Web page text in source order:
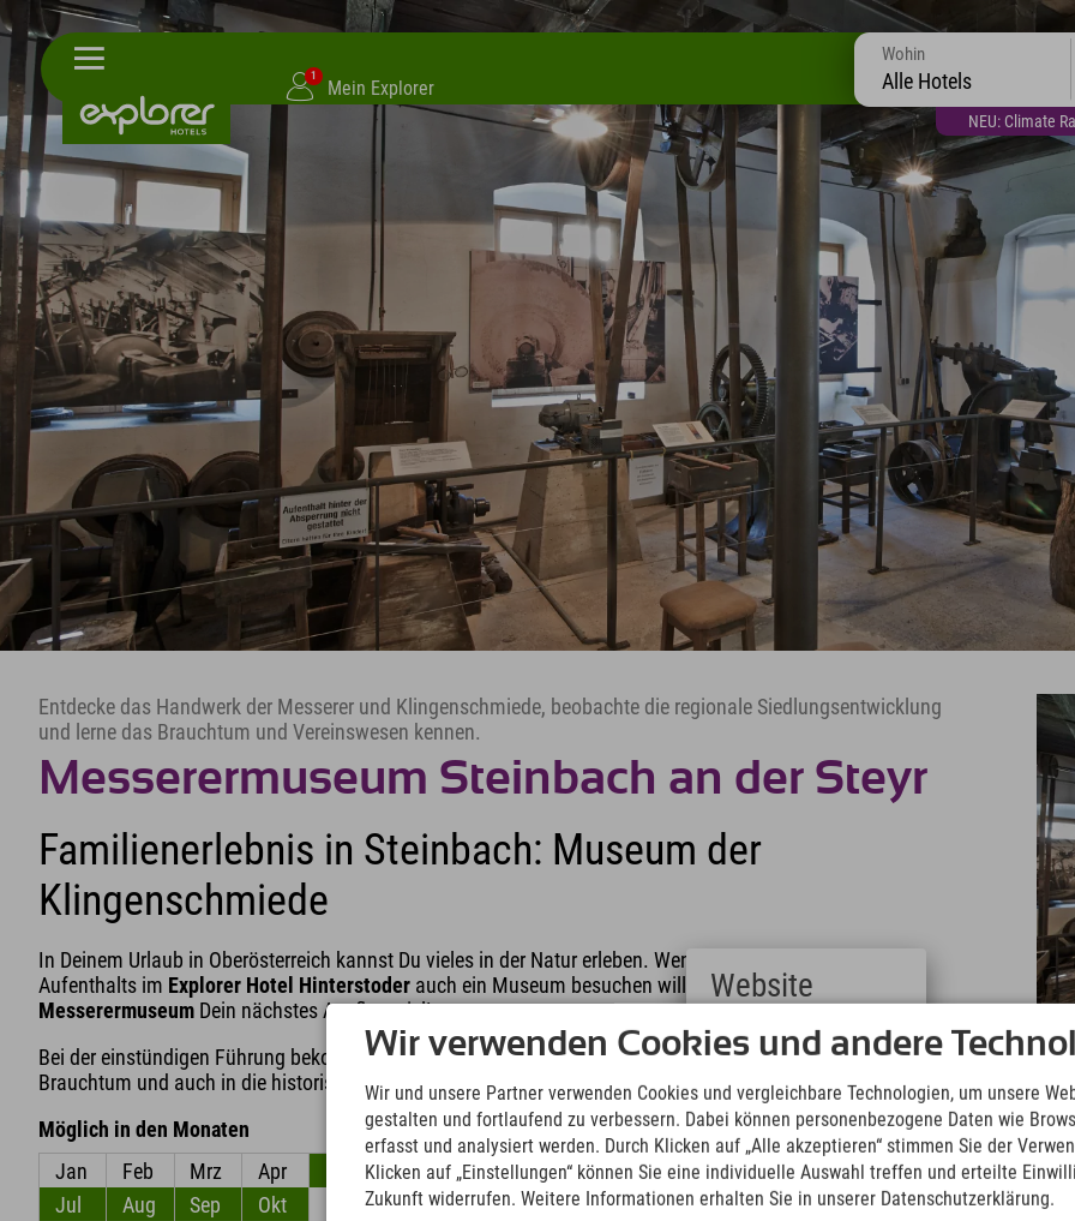
1
Mein Explorer
NEU: Climate
Wohin
Alle Hotels
Entdecke das Handwerk der Messerer und Klingenschmiede, beobachte die regionale Siedlungsentwicklung
und lerne das Brauchtum und Vereinswesen kennen.
Messerermuseum Steinbach an der Steyr
Familienerlebnis in Steinbach: Museum der
Klingenschmiede
In Deinem Urlaub in Oberösterreich kannst Du vieles in der Natur erleben. Wenn Du aber während Deines
Aufenthalts im Explorer Hotel Hinterstoder auch ein Museum besuchen willst, dann istdas
Messerermuseum Dein nächstes Ausflugsziel!
Bei der einstündigen Führung bekommst Du interessante Einblicke in das Leben der Messerer, deren
Brauchtum und auch in die historische Entwicklung dieses Handwerkes.
Möglich in den Monaten
Jan
Feb Mrz Apr
Jun
Jul
Aug Sep Okt Dez
Wir verwenden Cookies und andere
Wir und unsere Partner verwenden Cookies und vergleichbare Technologien, um unsere
gestalten und fortlaufend zu verbessern. Dabei können personenbezogene Daten wie
erfasst und analysiert werden. Durch Klicken auf „Alle akzeptieren“ stimmen Sie der
Klicken auf „Einstellungen“ können Sie eine individuelle Auswahl treffen und erteilte
Zukunft widerrufen. Weitere Informationen erhalten Sie in unserer Datenschutzerklärung.
Website
Deutsch
(German)
English
(English)
Italiano
(Italian)
Čeština
(Czech)